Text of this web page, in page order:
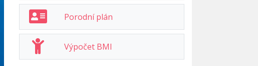
Porodní plán
Výpočet BMI